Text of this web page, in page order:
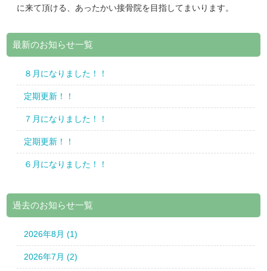
に来て頂ける、あったかい接骨院を目指してまいります。
最新のお知らせ一覧
８月になりました！！
定期更新！！
７月になりました！！
定期更新！！
６月になりました！！
過去のお知らせ一覧
2026年8月 (1)
2026年7月 (2)